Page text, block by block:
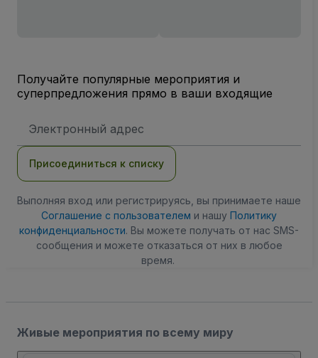
Получайте популярные мероприятия и
суперпредложения прямо в ваши входящие
электронной
Присоединиться к списку
Выполняя вход или регистрируясь, вы принимаете наше
Соглашение с пользователем и нашу Политику
конфиденциальности. Вы можете получать от нас SMS-
сообщения и можете отказаться от них в любое
время.
Живые мероприятия по всему миру